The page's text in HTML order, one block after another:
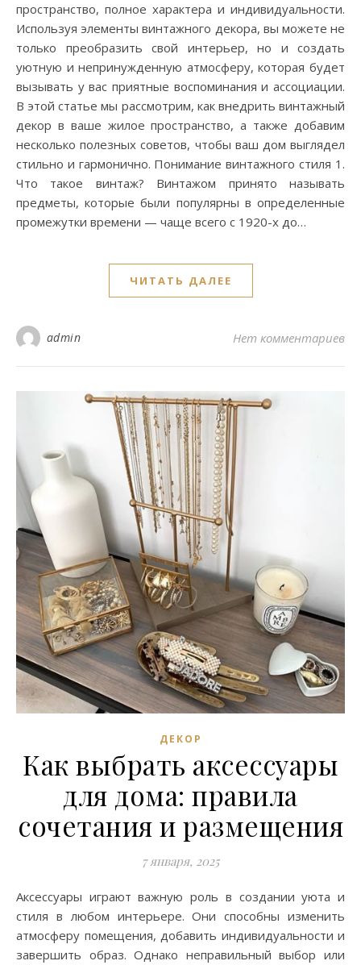
пространство, полное характера и индивидуальности.
Используя элементы винтажного декора, вы можете не
только преобразить свой интерьер, но и создать
уютную и непринужденную атмосферу, которая будет
вызывать у вас приятные воспоминания и ассоциации.
В этой статье мы рассмотрим, как внедрить винтажный
декор в ваше жилое пространство, а также добавим
несколько полезных советов, чтобы ваш дом выглядел
стильно и гармонично. Понимание винтажного стиля 1.
Что такое винтаж? Винтажом принято называть
предметы, которые были популярны в определенные
промежутки времени — чаще всего с 1920-х до…
ЧИТАТЬ ДАЛЕЕ
admin Нет комментариев
ДЕКОР
Как выбрать аксессуары
для дома: правила
сочетания и размещения
7 января, 2025
Аксессуары играют важную роль в создании уюта и
стиля в любом интерьере. Они способны изменить
атмосферу помещения, добавить индивидуальности и
завершить образ. Однако неправильный выбор или